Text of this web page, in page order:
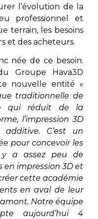
l’évolution de la
professionnel et
terrain, les besoins
et des acheteurs.
née de ce besoin.
Groupe Hava3D
nouvelle entité «
traditionnelle de
qui réduit de la
l’impression 3D
C’est un
pour concevoir les
a assez peu de
en impression 3D et
cette académie
en aval de leur
Notre équipe
aujourd’hui 4